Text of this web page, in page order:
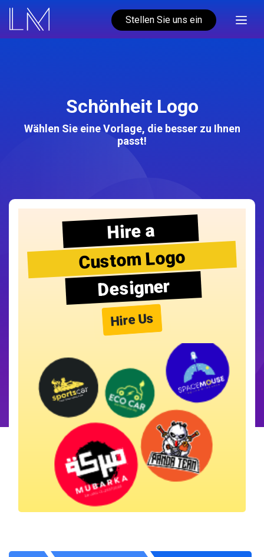
Stellen Sie uns ein
Schönheit Logo
Wählen Sie eine Vorlage, die besser zu Ihnen
passt!
Hire a
Custom Logo
Designer
Hire Us